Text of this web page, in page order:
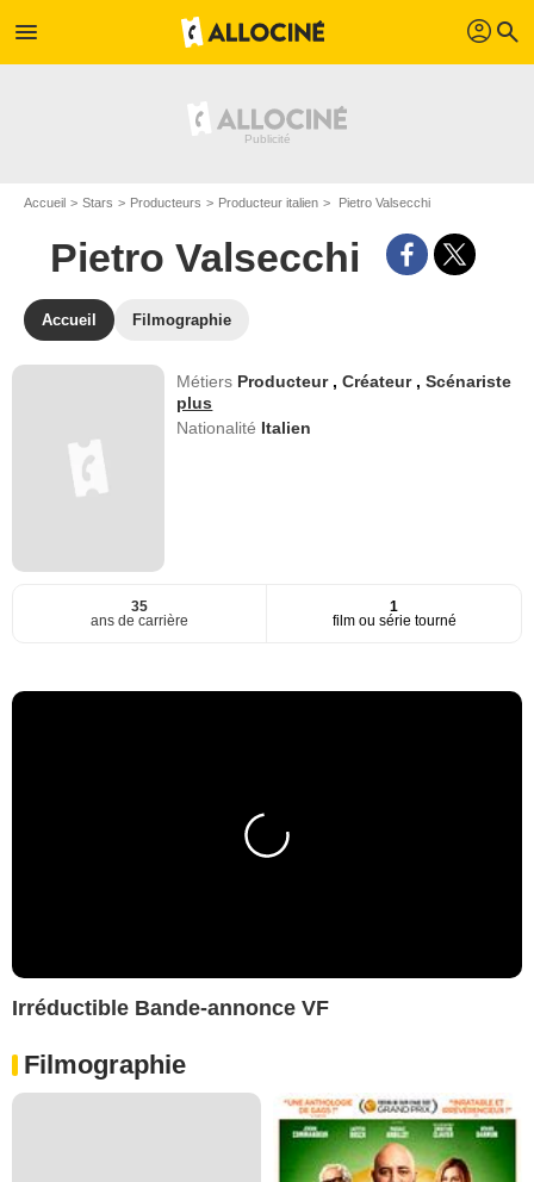
menu profil search
Accueil Stars Producteurs Producteur italien Pietro Valsecchi
Pietro Valsecchi
Accueil Filmographie
Métiers Producteur ,Créateur ,Scénariste
plus
Nationalité Italien
35
ans de carrière
1
film ou série tourné
Irréductible Bande-annonce VF
Filmographie